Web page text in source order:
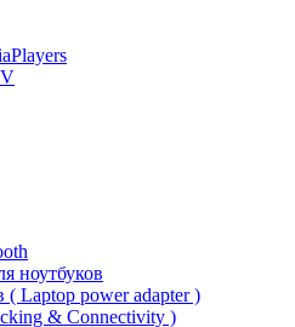
ноутбуков
( Laptop power adapter )
& Connectivity )